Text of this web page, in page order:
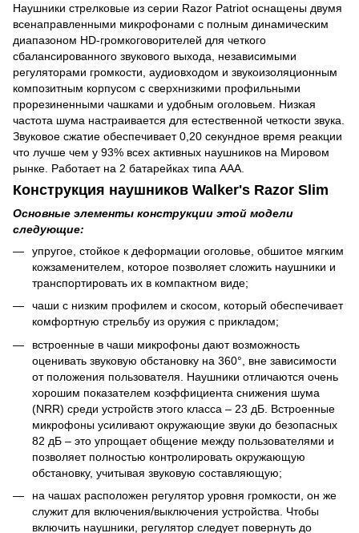
Наушники стрелковые из серии Razor Patriot оснащены двумя
всенаправленными микрофонами с полным динамическим
диапазоном HD-громкоговорителей для четкого
сбалансированного звукового выхода, независимыми
регуляторами громкости, аудиовходом и звукоизоляционным
композитным корпусом с сверхнизкими профильными
прорезиненными чашками и удобным оголовьем. Низкая
частота шума настраивается для естественной четкости звука.
Звуковое сжатие обеспечивает 0,20 секундное время реакции
что лучше чем у 93% всех активных наушников на Мировом
рынке. Работает на 2 батарейках типа ААА.
Конструкция наушников Walker's Razor Slim
Основные элементы конструкции этой модели
следующие:
упругое, стойкое к деформации оголовье, обшитое мягким
кожзаменителем, которое позволяет сложить наушники и
транспортировать их в компактном виде;
чаши с низким профилем и скосом, который обеспечивает
комфортную стрельбу из оружия с прикладом;
встроенные в чаши микрофоны дают возможность
оценивать звуковую обстановку на 360°, вне зависимости
от положения пользователя. Наушники отличаются очень
хорошим показателем коэффициента снижения шума
(NRR) среди устройств этого класса – 23 дБ. Встроенные
микрофоны усиливают окружающие звуки до безопасных
82 дБ – это упрощает общение между пользователями и
позволяет полностью контролировать окружающую
обстановку, учитывая звуковую составляющую;
на чашах расположен регулятор уровня громкости, он же
служит для включения/выключения устройства. Чтобы
включить наушники, регулятор следует повернуть до